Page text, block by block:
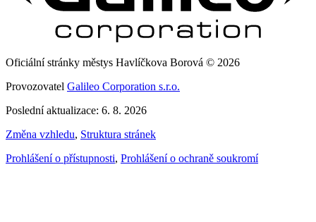
Oficiální stránky městys Havlíčkova Borová © 2026
Provozovatel Galileo Corporation s.r.o.
Poslední aktualizace: 6. 8. 2026
Změna vzhledu, Struktura stránek
Prohlášení o přístupnosti, Prohlášení o ochraně soukromí